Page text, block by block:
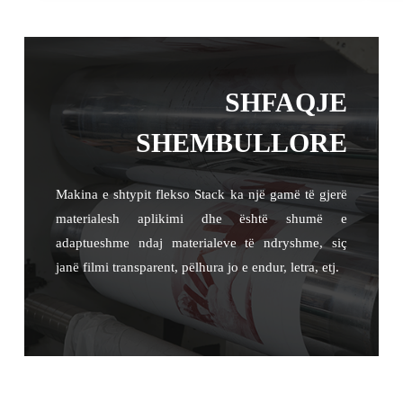
SHFAQJE
SHEMBULLORE
Makina e shtypit flekso Stack ka një gamë të gjerë
materialesh aplikimi dhe është shumë e
adaptueshme ndaj materialeve të ndryshme, siç
janë filmi transparent, pëlhura jo e endur, letra, etj.